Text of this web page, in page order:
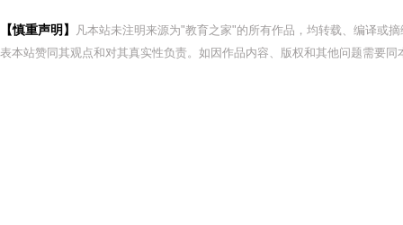
【慎重声明】
凡本站未注明来源为"教育之家"的所有作品，均转载、编译或
表本站赞同其观点和对其真实性负责。如因作品内容、版权和其他问题需要